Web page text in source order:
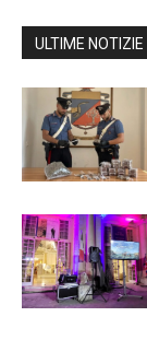
ULTIME NOTIZIE